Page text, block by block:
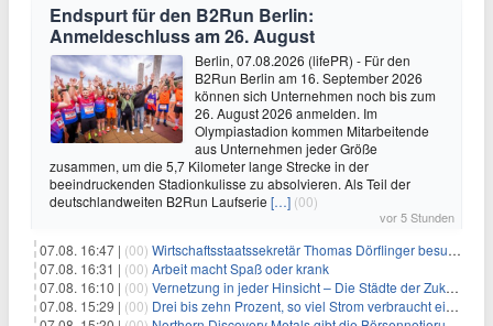
Endspurt für den B2Run Berlin:
Anmeldeschluss am 26. August
Berlin, 07.08.2026 (lifePR) - Für den
B2Run Berlin am 16. September 2026
können sich Unternehmen noch bis zum
26. August 2026 anmelden. Im
Olympiastadion kommen Mitarbeitende
aus Unternehmen jeder Größe
zusammen, um die 5,7 Kilometer lange Strecke in der
beeindruckenden Stadionkulisse zu absolvieren. Als Teil der
deutschlandweiten B2Run Laufserie […] (00)
vor 5 Stunden
07.08. 16:47 | (00) Wirtschaftsstaatssekretär Thomas Dörflinger besucht Handwerksbetrieb im Kammerbezirk Freiburg
07.08. 16:31 | (00) Arbeit macht Spaß oder krank
07.08. 16:10 | (00) Vernetzung in jeder Hinsicht – Die Städte der Zukunft sind grün-blau
07.08. 15:29 | (00) Drei bis zehn Prozent, so viel Strom verbraucht ein Aufzug im Gebäude